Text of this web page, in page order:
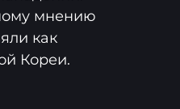
мнению
как
Кореи.